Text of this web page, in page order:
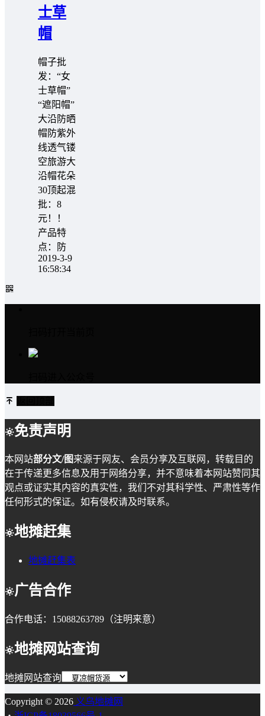
士草
帽
帽子批
发：“女
士草帽”
“遮阳帽”
大沿防晒
帽防紫外
线透气镂
空旅游大
沿帽花朵
30顶起混
批：8
元！！
产品特
点：防
2019-3-9
16:58:34
免责声明
本网站部分文/图来源于网友、会员分享及互联网，转载目的
在于传递更多信息及用于网络分享，并不意味着本网站赞同其
观点或证实其内容的真实性，我们不对其科学性、严肃性等作
任何形式的保证。如有侵权请及时联系。
地摊赶集
地摊赶集表
广告合作
合作电话：15088263789（注明来意）
地摊网站查询
地摊网站查询
Copyright © 2026 义乌地摊网